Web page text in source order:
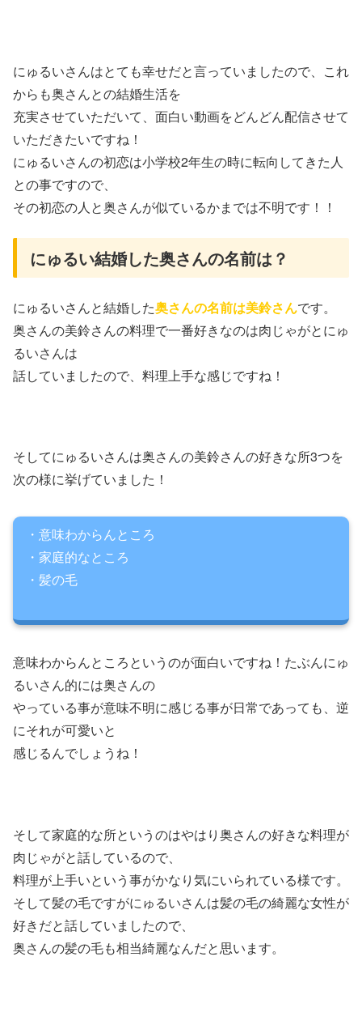
にゅるいさんはとても幸せだと言っていましたので、これ
からも奥さんとの結婚生活を
充実させていただいて、面白い動画をどんどん配信させて
いただきたいですね！
にゅるいさんの初恋は小学校2年生の時に転向してきた人
との事ですので、
その初恋の人と奥さんが似ているかまでは不明です！！
にゅるい結婚した奥さんの名前は？
にゅるいさんと結婚した奥さんの名前は美鈴さんです。
奥さんの美鈴さんの料理で一番好きなのは肉じゃがとにゅ
るいさんは
話していましたので、料理上手な感じですね！
そしてにゅるいさんは奥さんの美鈴さんの好きな所3つを
次の様に挙げていました！
・意味わからんところ
・家庭的なところ
・髪の毛
意味わからんところというのが面白いですね！たぶんにゅ
るいさん的には奥さんの
やっている事が意味不明に感じる事が日常であっても、逆
にそれが可愛いと
感じるんでしょうね！
そして家庭的な所というのはやはり奥さんの好きな料理が
肉じゃがと話しているので、
料理が上手いという事がかなり気にいられている様です。
そして髪の毛ですがにゅるいさんは髪の毛の綺麗な女性が
好きだと話していましたので、
奥さんの髪の毛も相当綺麗なんだと思います。